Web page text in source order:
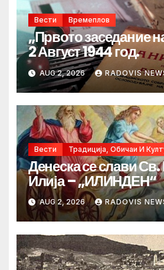
Вести Времеплов
„Првото заседание
2 Август 1944 год.
AUG 2, 2026 RADOVIS
Вести Традиција, Обичаи И
Денеска се слави
Илија – „ИЛИНДЕН“
AUG 2, 2026 RADOVIS